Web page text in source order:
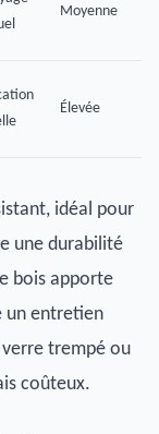
Moyenne
Élevée
idéal pour
une durabilité
bois apporte
un entretien
trempé ou
coûteux.